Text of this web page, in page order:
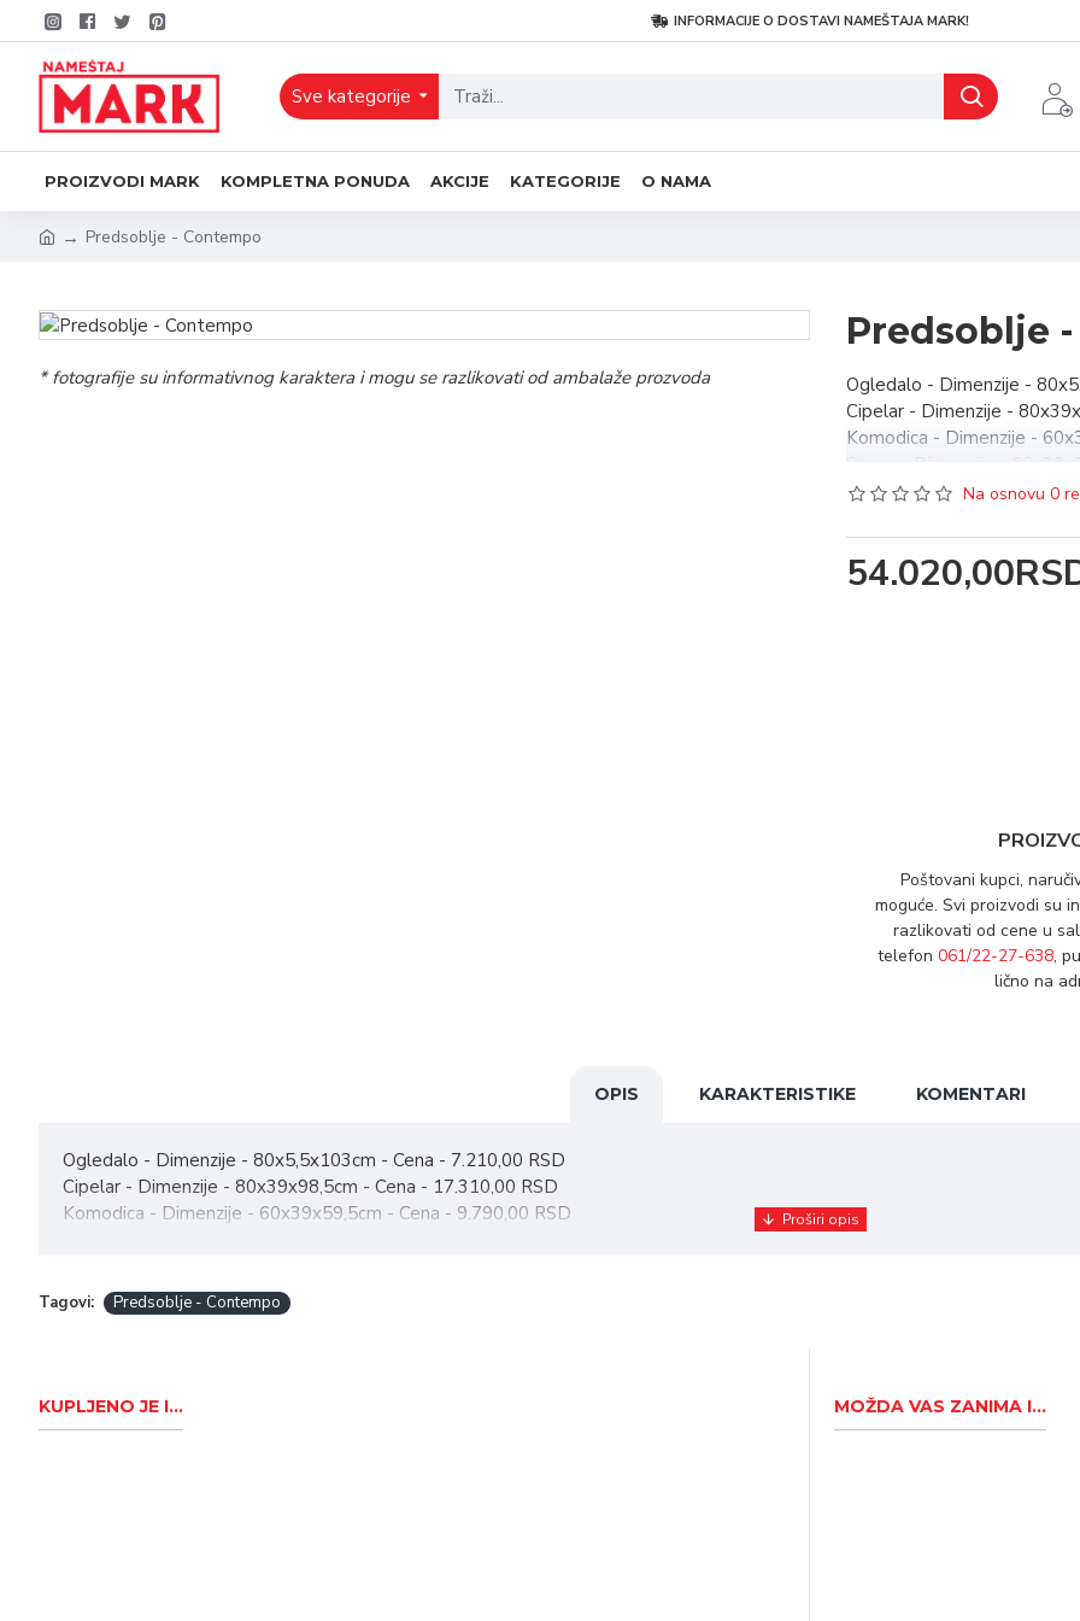
INFORMACIJE O DOSTAVI NAMEŠTAJA MARK!
Sve kategorije
PROIZVODI MARK KOMPLETNA PONUDA AKCIJE KATEGORIJE O NAMA
Predsoblje - Contempo
* fotografije su informativnog karaktera i mogu se razlikovati od ambalaže prozvoda
Predsoblje
Ogledalo - Dimenzije -
Cipelar - Dimenzije -
Komodica - Dimenzije -
Ormar - Dimenzije -
Čiviluk - Cena - 6.360,00
Boja belo/artisan
Na osnovu 0
Poštovani kupci,
moguće. Svi proizvodi su
razlikovati od cene u
telefon061/22-27-638,
lično na
OPIS KARAKTERISTIKE KOMENTARI
Ogledalo - Dimenzije - 80x5,5x103cm - Cena - 7.210,00 RSD
Cipelar - Dimenzije - 80x39x98,5cm - Cena - 17.310,00 RSD
Komodica - Dimenzije - 60x39x59,5cm - Cena - 9.790,00 RSD
Boja belo/artisan
Tagovi: Predsoblje - Contempo
KUPLJENO JE I... MOŽDA VAS ZANIMA I...